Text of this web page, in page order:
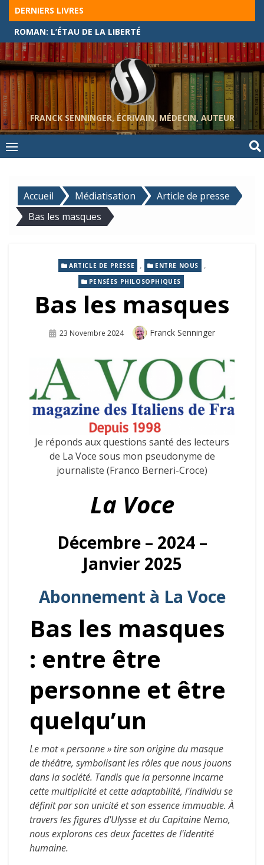
Skip
content
DERNIERS LIVRES
ROMAN: L’ÉTAU DE LA LIBERTÉ
FRANCK SENNINGER, ÉCRIVAIN, MÉDECIN, AUTEUR
Accueil Médiatisation
Article de presse
Bas les masques
ARTICLE DE PRESSE , ENTRE NOUS ,
PENSÉES PHILOSOPHIQUES
Bas les masques
Publié
23 Novembre 2024 Auteur
Franck Senninger
Je réponds aux questions santé des lecteurs
de La Voce sous mon pseudonyme de
journaliste (Franco Berneri-Croce)
La Voce
Décembre – 2024 –
Janvier 2025
Abonnement à La Voce
Bas les masques
: entre être
personne et être
quelqu’un
Le mot « personne » tire son origine du masque
de théâtre, symbolisant les rôles que nous jouons
dans la société. Tandis que la personne incarne
cette multiplicité et cette adaptabilité, l'individu se
définit par son unicité et son essence immuable. À
travers les figures d'Ulysse et du Capitaine Nemo,
nous explorons ces deux facettes de l'identité
humaine.